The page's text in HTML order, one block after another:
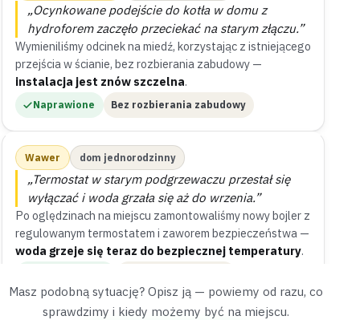
„Ocynkowane podejście do kotła w domu z
hydroforem zaczęło przeciekać na starym złączu.”
Wymieniliśmy odcinek na miedź, korzystając z istniejącego
przejścia w ścianie, bez rozbierania zabudowy —
instalacja jest znów szczelna.
Naprawione Bez rozbierania zabudowy
Wawer dom jednorodzinny
„Termostat w starym podgrzewaczu przestał się
wyłączać i woda grzała się aż do wrzenia.”
Po oględzinach na miejscu zamontowaliśmy nowy bojler z
regulowanym termostatem i zaworem bezpieczeństwa —
woda grzeje się teraz do bezpiecznej temperatury.
Masz podobną sytuację? Opisz ją — powiemy od razu, co
sprawdzimy i kiedy możemy być na miejscu.